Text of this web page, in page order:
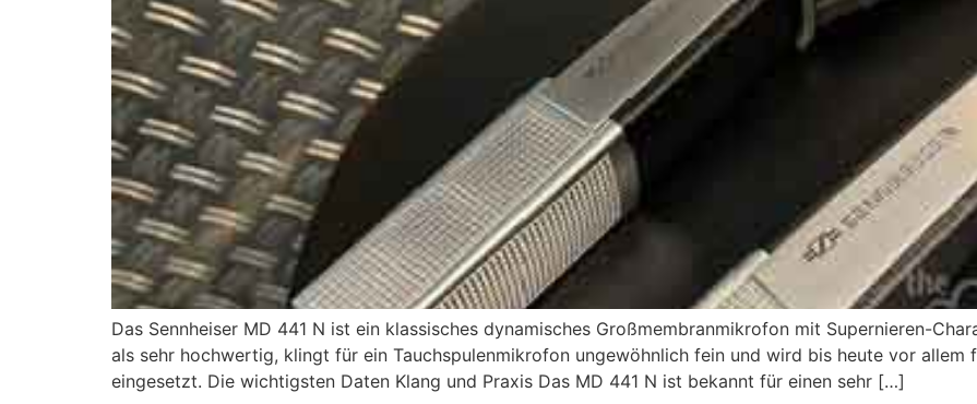
Das Sennheiser MD 441 N ist ein klassisches dynamisches Großmembranmikrofon mit Supernieren-
als sehr hochwertig, klingt für ein Tauchspulenmikrofon ungewöhnlich fein und wird bis heute vor allem
eingesetzt. Die wichtigsten Daten Klang und Praxis Das MD 441 N ist bekannt für einen sehr […]